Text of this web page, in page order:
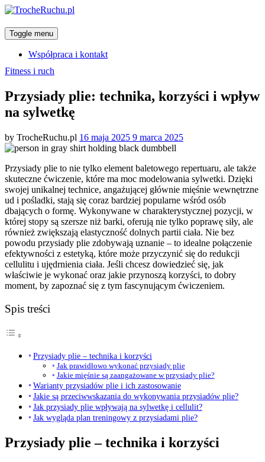
Toggle menu
Współpraca i kontakt
Categories
Fitness i ruch
Przysiady plie: technika, korzyści i wpływ
na sylwetkę
by TrocheRuchu.pl Posted
on
16 maja 2025 9 marca 2025
Przysiady plie to nie tylko element baletowego repertuaru, ale także
skuteczne ćwiczenie, które ma moc modelowania sylwetki. Dzięki
swojej unikalnej technice, angażującej głównie mięśnie wewnętrzne
ud i pośladki, stają się coraz bardziej popularne wśród osób
dbających o formę. Wykonywane w charakterystycznej pozycji, w
której stopy są szersze niż barki, oferują nie tylko poprawę siły, ale
również zwiększają elastyczność dolnych partii ciała. Nie bez
powodu przysiady plie zdobywają uznanie – to idealne połączenie
efektywności z estetyką, które może przyczynić się do redukcji
cellulitu i ujędrnienia ciała. Jeśli chcesz dowiedzieć się, jak
właściwie je wykonać oraz jakie przynoszą korzyści, to dobry
moment, by zapoznać się z tym fascynującym ćwiczeniem.
Spis treści
Przysiady plie – technika i korzyści
Jak prawidłowo wykonać przysiady plie
Jakie mięśnie są zaangażowane w przysiady plie?
Warianty przysiadów plie i ich zastosowanie
Jakie są przeciwwskazania do wykonywania przysiadów plie?
Jak przysiady plie wpływają na sylwetkę i cellulit?
Jak wygląda plan treningowy z przysiadami plie?
Przysiady plie – technika i korzyści